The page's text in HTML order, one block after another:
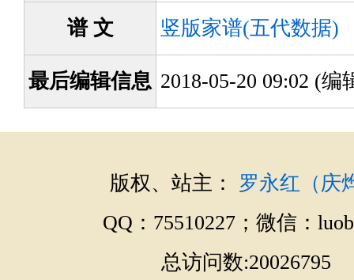
谱 文 竖版家谱(五代数据)
最后编辑信息 2018-05-20 09:02 (编
版权、站主： 罗永红（庆
QQ：75510227；微信：
总访问数:20026795